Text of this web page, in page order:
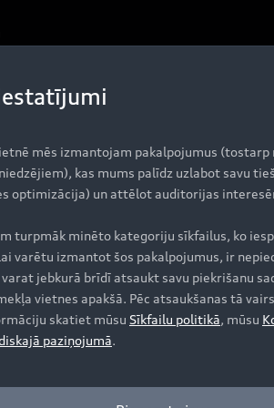
mūsu 25. RS modeļu
šie modeļi savā segmentā
jau pēc pirmā acu uzmetiena.
Gaisa atveres virs
RS 5 izskatu. Papildu
RS modeļus no bāzes modeļa A5.
mēs izmantojam pakalpojumus (tostarp
kas mums palīdz uzlabot savu
optimizācija) un attēlot auditorijas
turpmāk minēto kategoriju sīkfailus, ko
varētu izmantot šos pakalpojumus, ir
varat jebkurā brīdī atsaukt savu piekrišanu
vietnes apakšā. Pēc atsaukšanas tā
skatiet mūsu Sīkfailu politikā, mūsu
paziņojumā.